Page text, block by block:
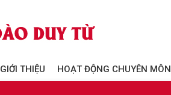
GIỚI THIỆU HOẠT ĐỘNG CHUYÊN MÔN